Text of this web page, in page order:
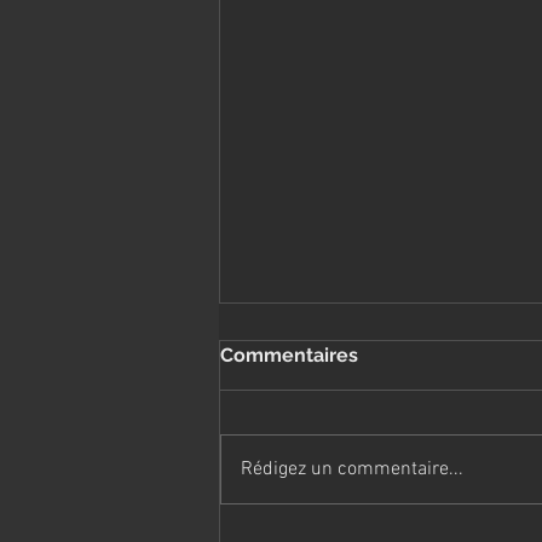
Commentaires
Rédigez un commentaire...